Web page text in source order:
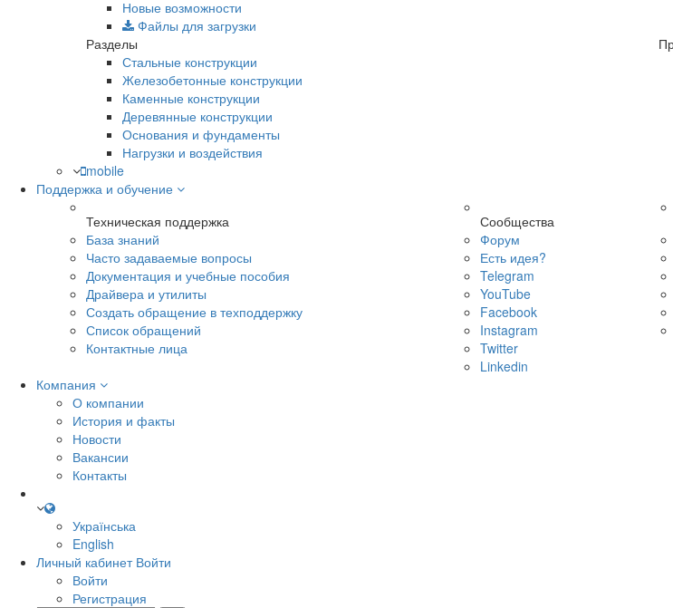
Новые возможности
Файлы для загрузки
Разделы
Стальные конструкции
Железобетонные конструкции
Каменные конструкции
Деревянные конструкции
Основания и фундаменты
Нагрузки и воздействия
mobile
Поддержка и обучение
Техническая поддержка
База знаний
Часто задаваемые вопросы
Документация и учебные пособия
Драйвера и утилиты
Создать обращение в техподдержку
Список обращений
Контактные лица
Сообщества
Форум
Есть идея?
Telegram
YouTube
Facebook
Instagram
Twitter
Linkedin
Компания
О компании
История и факты
Новости
Вакансии
Контакты
Українська
English
Личный кабинет Войти
Войти
Регистрация